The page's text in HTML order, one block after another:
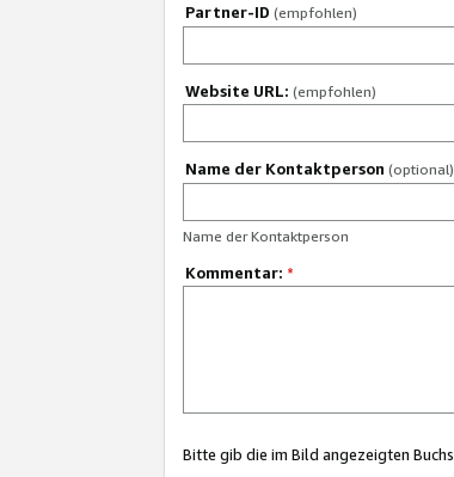
Partner-ID (empfohlen)
Website URL: (empfohlen)
Name der Kontaktperson (optional)
Name der Kontaktperson
Kommentar: *
Bitte gib die im Bild angezeigten